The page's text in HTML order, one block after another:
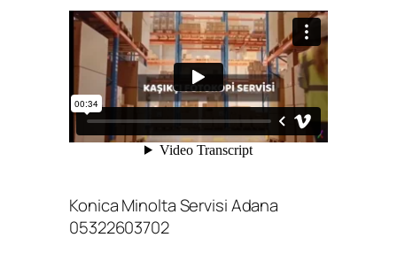
Konica Minolta Servisi Adana
05322603702